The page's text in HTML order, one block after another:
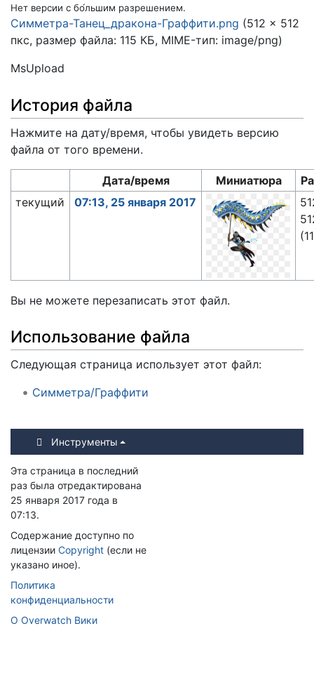
Нет версии с бо́льшим разрешением.
Симметра-Танец_дракона-Граффити.png (512 × 512
пкс, размер файла: 115 КБ, MIME-тип: image/png)
MsUpload
История файла
Нажмите на дату/время, чтобы увидеть версию
файла от того времени.
Дата/время Миниатюра
текущий
07:13, 25 января 2017
Вы не можете перезаписать этот файл.
Использование файла
Следующая страница использует этот файл:
Симметра/Граффити
Инструменты
Эта страница в последний
раз была отредактирована
25 января 2017 года в
07:13.
Содержание доступно по
лицензии Copyright (если не
указано иное).
Политика
конфиденциальности
О Overwatch Вики